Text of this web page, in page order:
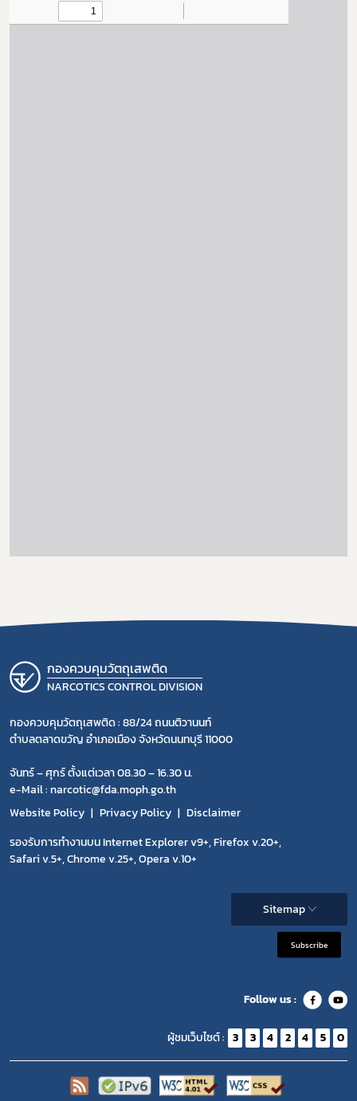
กองควบคุมวัตถุเสพติด
NARCOTICS CONTROL DIVISION
กองควบคุมวัตถุเสพติด : 88/24 ถนนติวานนท์
ตำบลตลาดขวัญ อำเภอเมือง จังหวัดนนทบุรี 11000
จันทร์ – ศุกร์ ตั้งแต่เวลา 08.30 – 16.30 น.
e-Mail : narcotic@fda.moph.go.th
Website Policy
Privacy Policy
Disclaimer
รองรับการทำงานบน Internet Explorer v9+, Firefox v.20+,
Safari v.5+, Chrome v.25+, Opera v.10+
Sitemap
Subscribe
Follow us :
ผู้ชมเว็บไซต์ : 3 3 4 2 4 5 0